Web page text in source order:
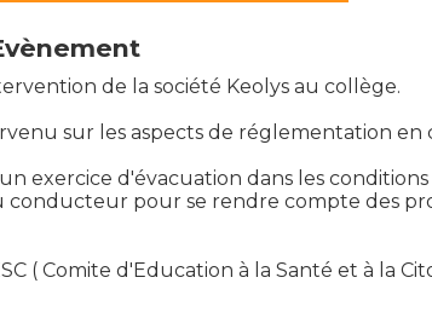
de la société Keolys au collège.
sur les aspects de réglementation en
exercice d'évacuation dans les
pour se rendre compte des
( Comite d'Education à la Santé et à la